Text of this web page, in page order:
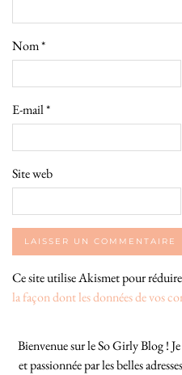
Nom*
E-mail*
Site web
Ce site utilise Akismet pour
la façon dont les données de vos
Bienvenue sur le So Girly Blog !
et passionnée par les belles